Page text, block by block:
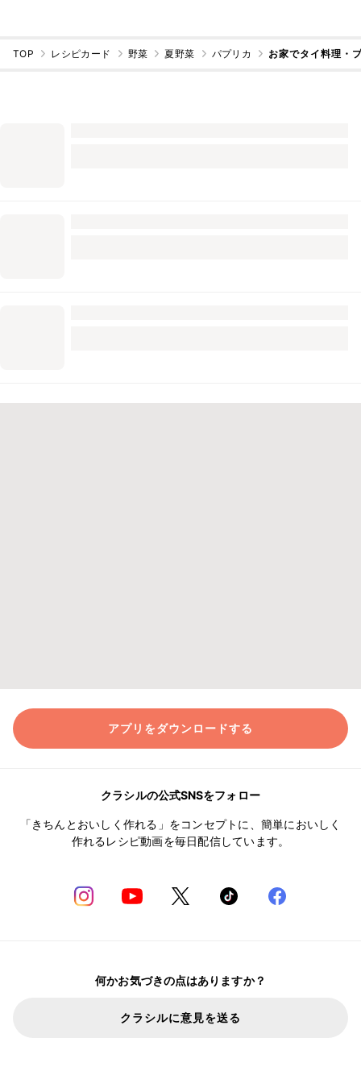
TOP レシピカード 野菜 夏野菜 パプリカ お家でタイ料理・
アプリをダウンロードする
クラシルの公式SNSをフォロー
「きちんとおいしく作れる」をコンセプトに、簡単においしく
作れるレシピ動画を毎日配信しています。
何かお気づきの点はありますか？
クラシルに意見を送る